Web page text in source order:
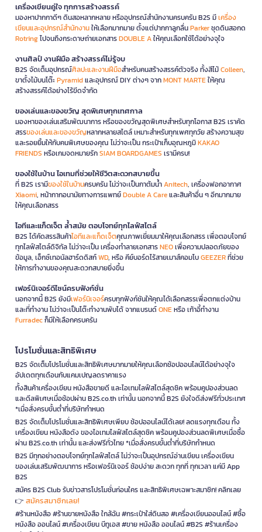
เครื่องเขียนคู่ใจ ทุกการสร้างสรรค์
มองหาปากกาดีๆ ดินสอหลากหลาย หรืออุปกรณ์สำนักงานครบครัน B2S มีเครื่อง
เขียนและอุปกรณ์สำนักงานให้เลือกมากมาย ตั้งแต่ปากกาลูกลื่นParkerชุดดินสอกด
Rotringไปจนถึงกระดาษถ่ายเอกสารDOUBLE Aให้คุณเลือกใช้ได้อย่างจุใจ
งานศิลป์ งานฝีมือ สร้างสรรค์ไม่รู้จบ
B2S จัดเต็มอุปกรณ์ศิลปะและงานฝีมือสำหรับคนสร้างสรรค์ตัวจริง ทั้งสีไม้Colleen,
ขาตั้งไม้บนโต๊ะPyramidและอุปกรณ์ DIY ต่างๆ จากMONT MARTEให้คุณ
สร้างสรรค์ได้อย่างไร้ขีดจำกัด
ของเล่นและของขวัญ สุดพิเศษทุกเทศกาล
มองหาของเล่นเสริมพัฒนาการ หรือของขวัญสุดพิเศษสำหรับทุกโอกาส B2S เราคัด
สรรของเล่นและของขวัญหลากหลายสไตล์ เหมาะสำหรับทุกเพศทุกวัย สร้างความสุข
และรอยยิ้มให้กับคนพิเศษของคุณ ไม่ว่าจะเป็น กระเป๋าเก็บอุณหภูมิKAKAO
FRIENDS หรือเกมจดหมายรักSIAM BOARDGAMES เรามีครบ!
ของใช้ในบ้าน ไอเทมที่ช่วยให้ชีวิตสะดวกสบายขึ้น
ที่ B2S เรามีของใช้ในบ้านครบครัน ไม่ว่าจะเป็นกาต้มน้ำAnitech, เครื่องฟอกอากาศ
Xiaomi, หน้ากากอนามัยทางการแพทย์Double A Careและสินค้าอื่น ๆ อีกมากมาย
ให้คุณเลือกสรร
ไอทีและแก็ดเจ็ต ล้ำสมัย ตอบโจทย์ทุกไลฟ์สไตล์
B2S ได้คัดสรรสินค้าไอทีและแก็ดเจ็ตคุณภาพเยี่ยมมาให้คุณเลือกสรร เพื่อตอบโจทย์
ทุกไลฟ์สไตล์ดิจิทัล ไม่ว่าจะเป็น เครื่องทำลายเอกสารNEOเพื่อความปลอดภัยของ
ข้อมูล, เอ็กซ์เทอนัลฮาร์ดดิสก์WD, หรือ คีย์บอร์ดไร้สายเมาส์คอมโบGEEZERที่ช่วย
ให้การทำงานของคุณสะดวกสบายยิ่งขึ้น
เฟอร์นิเจอร์ดีไซน์ครบฟังก์ชั่น
นอกจากนี้ B2S ยังมีเฟอร์นิเจอร์ครบทุกฟังก์ชันให้คุณได้เลือกสรรเพื่อตกแต่งบ้าน
และที่ทำงาน ไม่ว่าจะเป็นโต๊ะทำงานพับได้ จากแบรนด์ONEหรือ เก้าอี้ทำงาน
Furradecก็มีให้เลือกครบครัน
โปรโมชั่นและสิทธิพิเศษ
B2S จัดเต็มโปรโมชั่นและสิทธิพิเศษมากมายให้คุณเลือกช้อปออนไลน์ได้อย่างจุใจ
อัปเดตทุกเดือนกับแคมเปญลดราคาแรง
ทั้งสินค้าเครื่องเขียน หนังสือขายดี และไอเทมไลฟ์สไตล์สุดชิค พร้อมคูปองส่วนลด
และดีลพิเศษเมื่อช้อปผ่าน B2S.co.th เท่านั้น นอกจากนี้ B2S ยังใจดีส่งฟรีทั่วประเทศ
*เมื่อสั่งครบขั้นต่ำที่บริษัทกำหนด
B2S จัดเต็มโปรโมชั่นและสิทธิพิเศษเพียบ ช้อปออนไลน์ได้เลย! ลดแรงทุกเดือน ทั้ง
เครื่องเขียน หนังสือดัง ของไอเทมไลฟ์สไตล์สุดชิค พร้อมคูปองส่วนลดพิเศษเมื่อซื้อ
ผ่าน B2S.co.th เท่านั้น และส่งฟรีทั่วไทย *เมื่อสั่งครบขั้นต่ำที่บริษัทกำหนด
B2S มีทุกอย่างตอบโจทย์ทุกไลฟ์สไตล์ ไม่ว่าจะเป็นอุปกรณ์อ่านเขียน เครื่องเขียน
ของเล่นเสริมพัฒนาการ หรือเฟอร์นิเจอร์ ช้อปง่าย สะดวก ทุกที่ ทุกเวลา แค่มี App
B2S
สมัคร B2S Club รับข่าวสารโปรโมชั่นก่อนใคร และสิทธิพิเศษเฉพาะสมาชิก! คลิกเลย
👉 สมัครสมาชิกเลย!
#ร้านหนังสือ #ร้านขายหนังสือ ใกล้ฉัน #กระเป๋าใส่ดินสอ #เครื่องเขียนออนไลน์ #ซื้อ
หนังสือ ออนไลน์ #เครื่องเขียน บีทูเอส #ขาย หนังสือ ออนไลน์ #B2S #ร้านเครื่อง